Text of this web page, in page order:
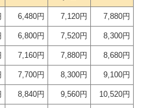
6,480円 7,120円 7,880円
6,800円 7,520円 8,300円
7,160円 7,880円 8,680円
7,700円 8,300円 9,100円
8,840円 9,560円 10,520円